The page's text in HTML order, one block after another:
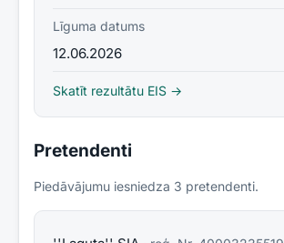
Līguma datums
12.06.2026
Skatīt rezultātu EIS →
Pretendenti
Piedāvājumu iesniedza 3 pretendenti.